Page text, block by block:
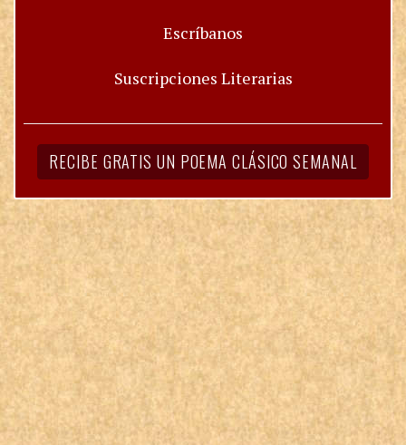
Escríbanos
Suscripciones Literarias
RECIBE GRATIS UN POEMA CLÁSICO SEMANAL